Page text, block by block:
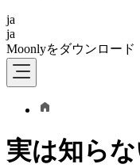
ja
ja
Moonlyをダウンロード
実は知ら